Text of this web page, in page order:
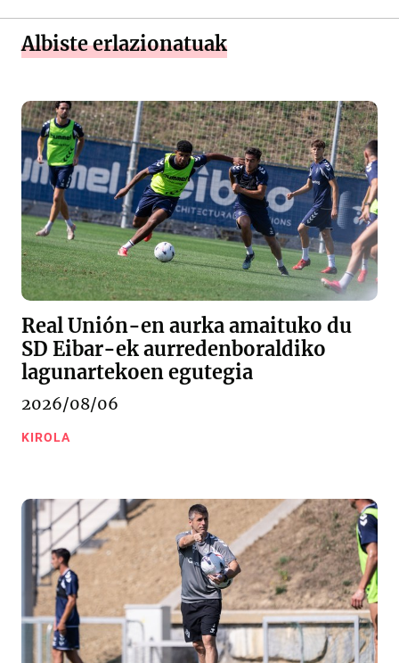
Albiste erlazionatuak
Real Unión-en aurka amaituko du
SD Eibar-ek aurredenboraldiko
lagunartekoen egutegia
2026/08/06
KIROLA